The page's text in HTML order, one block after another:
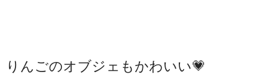
りんごのオブジェもかわいい💗